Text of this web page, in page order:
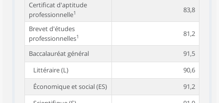
Certificat d'aptitude
professionnelle1 83,8
Brevet d'études
professionnelles1 81,2
Baccalauréat général
91,5
Littéraire (L)
90,6
Économique et social (ES)
91,2